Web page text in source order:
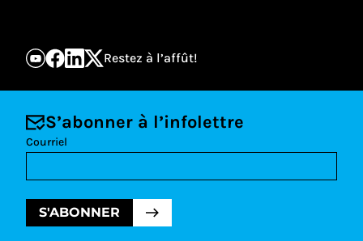
Restez à l’affût!
S’abonner à l’infolettre
Courriel
S'ABONNER